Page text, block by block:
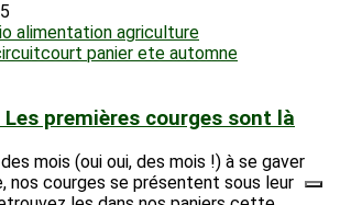
alimentation agriculture
panier ete automne
Les premières courges sont là
mois (oui oui, des mois !) à se gaver
nos courges se présentent sous leur